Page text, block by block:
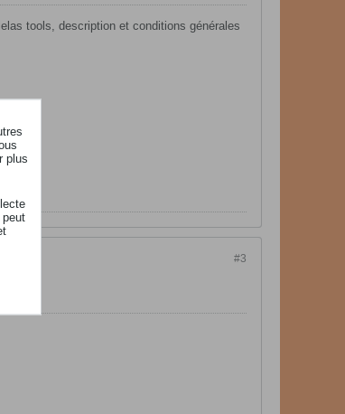
tools, description et conditions générales
#3
plus